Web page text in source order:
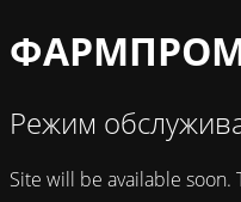
ФАРМПРОМ
Режим
Site will be available soon.